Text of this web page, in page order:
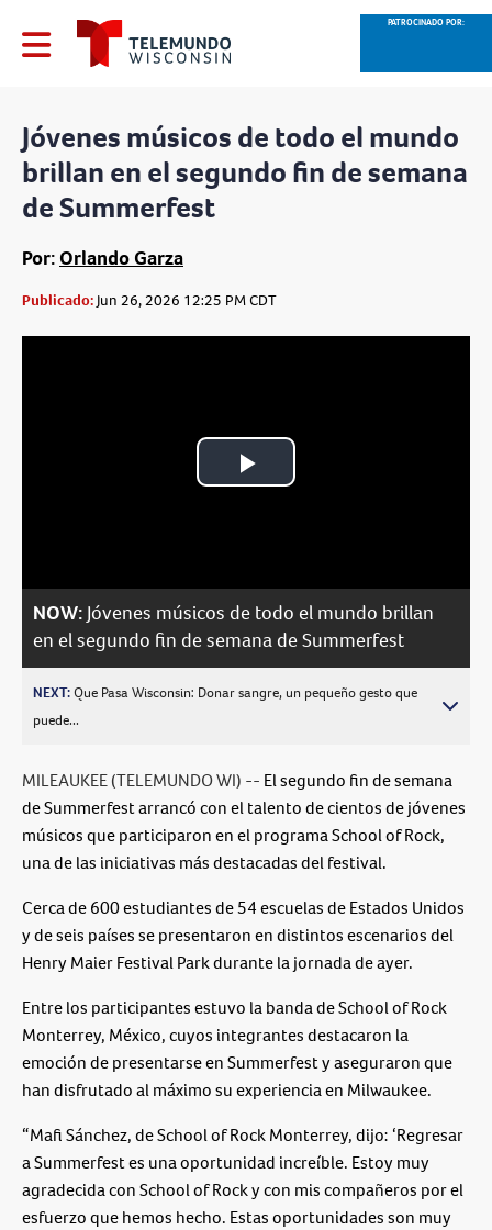
PATROCINADO POR:
Jóvenes músicos de todo el mundo
brillan en el segundo fin de semana
de Summerfest
Por: Orlando Garza
Publicado:Jun 26, 2026 12:25 PM CDT
Play
NOW: Jóvenes músicos de todo el mundo brillan
en el segundo fin de semana de Summerfest
NEXT:Que Pasa Wisconsin: Donar sangre, un pequeño gesto que
puede...
MILEAUKEE (TELEMUNDO WI) -- El segundo fin de semana
de Summerfest arrancó con el talento de cientos de jóvenes
músicos que participaron en el programa School of Rock,
una de las iniciativas más destacadas del festival.
Cerca de 600 estudiantes de 54 escuelas de Estados Unidos
y de seis países se presentaron en distintos escenarios del
Henry Maier Festival Park durante la jornada de ayer.
Entre los participantes estuvo la banda de School of Rock
Monterrey, México, cuyos integrantes destacaron la
emoción de presentarse en Summerfest y aseguraron que
han disfrutado al máximo su experiencia en Milwaukee.
“Mafi Sánchez, de School of Rock Monterrey, dijo: ‘Regresar
a Summerfest es una oportunidad increíble. Estoy muy
agradecida con School of Rock y con mis compañeros por el
esfuerzo que hemos hecho. Estas oportunidades son muy